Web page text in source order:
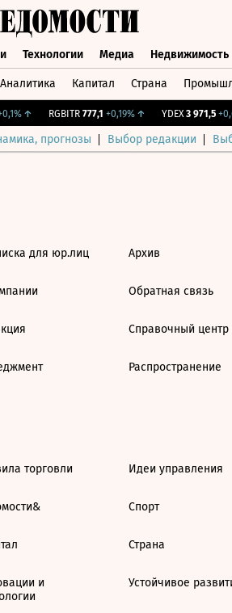
Технологии Медиа Недвижимость
Аналитика Капитал Страна
↑ RGBITR 777,1 +0,19%↑ YDEX 3 971,5
прогнозы Выбор редакции
для юр.лиц Архив
Обратная связь
Справочный центр
Распространение
торговли
и
Идеи управления
Спорт
Страна
Устойчивое